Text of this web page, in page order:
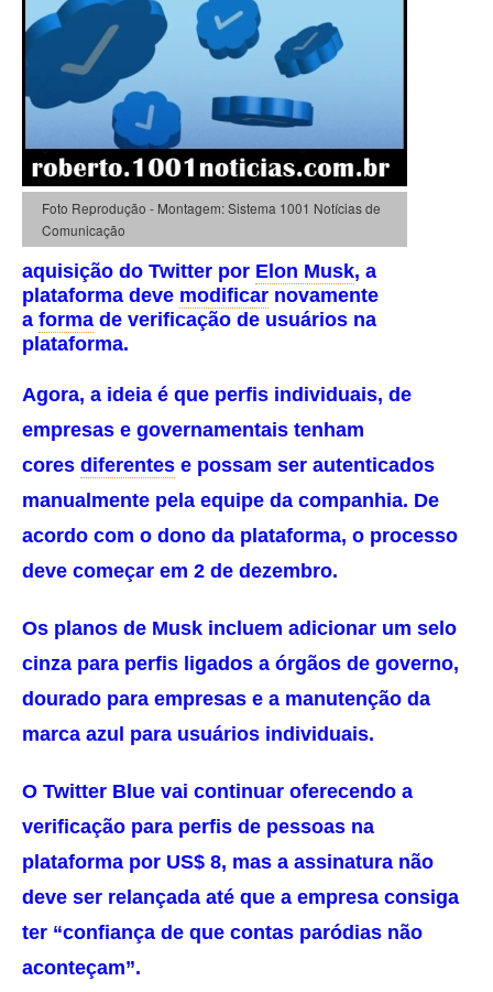
Foto Reprodução - Montagem: Sistema 1001 Notícias de
Comunicação
aquisição do Twitter por Elon Musk, a
plataforma deve modificar novamente
a forma de verificação de usuários na
plataforma.
Agora, a ideia é que perfis individuais, de
empresas e governamentais tenham
cores diferentes e possam ser autenticados
manualmente pela equipe da companhia. De
acordo com o dono da plataforma, o processo
deve começar em 2 de dezembro.
Os planos de Musk incluem adicionar um selo
cinza para perfis ligados a órgãos de governo,
dourado para empresas e a manutenção da
marca azul para usuários individuais.
O Twitter Blue vai continuar oferecendo a
verificação para perfis de pessoas na
plataforma por US$ 8, mas a assinatura não
deve ser relançada até que a empresa consiga
ter “confiança de que contas paródias não
aconteçam”.